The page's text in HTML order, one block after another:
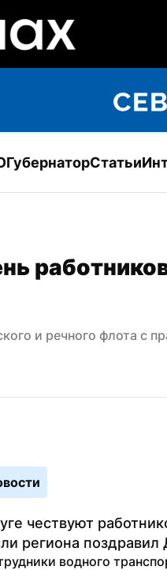
ГубернаторСтатьи
и речного флота с
чествуют
региона
водного